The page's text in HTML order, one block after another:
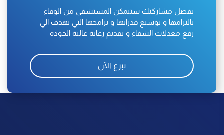
بفضل مشاركتك ستتمكن المستشفى من الوفاء
بالتزامها و توسيع قدراتها و برامجها التي تهدف الي
رفع معدلات الشفاء و تقديم رعاية عالية الجودة
تبرع الآن